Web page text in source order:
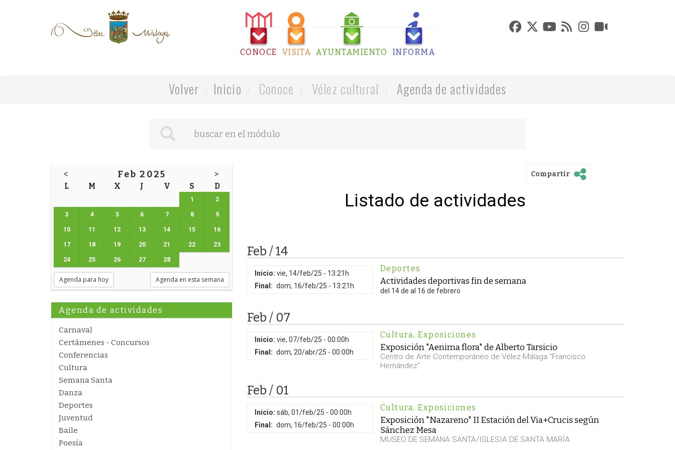
CONOCE VISITA AYUNTAMIENTO INFORMA
Volver Inicio Conoce Vélez cultural Agenda de actividades
< Feb 2025 >
L M X J V S D
1 2
3 4 5 6 7 8 9
10 11 12 13 14 15 16
17 18 19 20 21 22 23
24 25 26 27 28
Agenda para hoy Agenda en esta semana
Agenda de actividades
Carnaval
Certámenes - Concursos
Conferencias
Cultura
Semana Santa
Danza
Deportes
Juventud
Baile
Poesía
Compartir
Listado de actividades
Feb / 14
Inicio: vie, 14/feb/25 - 13:21h
Final: dom, 16/feb/25 - 13:21h
Deportes
Actividades deportivas fin de semana
del 14 de al 16 de febrero
Feb / 07
Inicio: vie, 07/feb/25 - 00:00h
Final: dom, 20/abr/25 - 00:00h
Cultura, Exposiciones
Exposición "Aenima flora" de Alberto Tarsicio
Centro de Arte Contemporáneo de Vélez-Málaga "Francisco
Hernández"
Feb / 01
Inicio: sáb, 01/feb/25 - 00:00h
Final: dom, 16/feb/25 - 00:00h
Cultura, Exposiciones
Exposición "Nazareno" II Estación del Via+Crucis según
Sánchez Mesa
MUSEO DE SEMANA SANTA/IGLESIA DE SANTA MARÍA